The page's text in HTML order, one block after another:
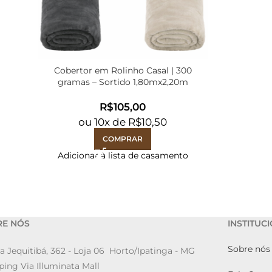
Cobertor em Rolinho Casal | 300
gramas – Sortido 1,80mx2,20m
R$
ou 10x de R$10,50
COMPRAR
Adicionar à lista de casamento
NÓS
Jequitibá, 362 - Loja 06 Horto/Ipatinga - MG
Via Illuminata Mall
Sobre nós